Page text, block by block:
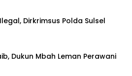
Dirkrimsus Polda Sulsel
Dukun Mbah Leman Perawani